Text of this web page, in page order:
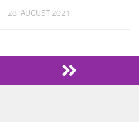
28. AUGUST 2021